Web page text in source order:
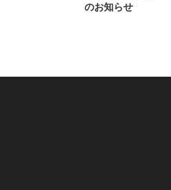
のお知らせ